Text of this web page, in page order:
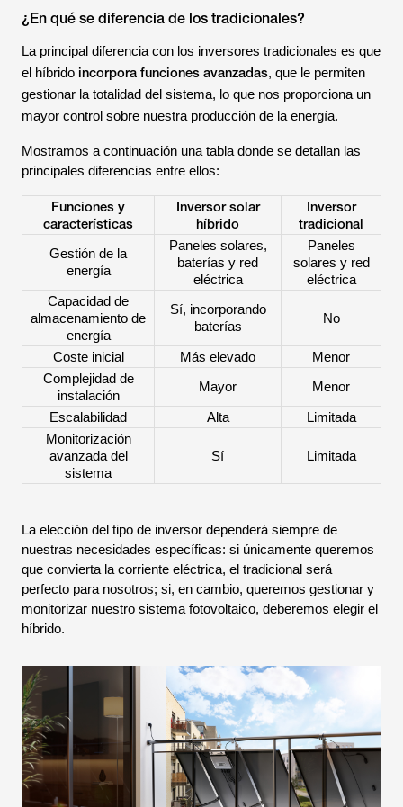
¿En qué se diferencia de los tradicionales?
La principal diferencia con los inversores tradicionales es que
el híbrido incorpora funciones avanzadas, que le permiten
gestionar la totalidad del sistema, lo que nos proporciona un
mayor control sobre nuestra producción de la energía.
Mostramos a continuación una tabla donde se detallan las
principales diferencias entre ellos:
Funciones y
características
Inversor solar
híbrido
Inversor
tradicional
Gestión de la
energía
Paneles solares,
baterías y red
eléctrica
Paneles
solares y red
eléctrica
Capacidad de
almacenamiento de
energía
Sí, incorporando
baterías
No
Coste inicial Más elevado
Menor
Complejidad de
instalación
Mayor Menor
Escalabilidad Alta
Limitada
Monitorización
avanzada del
sistema
Sí Limitada
La elección del tipo de inversor dependerá siempre de
nuestras necesidades específicas: si únicamente queremos
que convierta la corriente eléctrica, el tradicional será
perfecto para nosotros; si, en cambio, queremos gestionar y
monitorizar nuestro sistema fotovoltaico, deberemos elegir el
híbrido.